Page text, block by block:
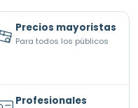
Precios mayoristas
Para todos los públicos
Profesionales